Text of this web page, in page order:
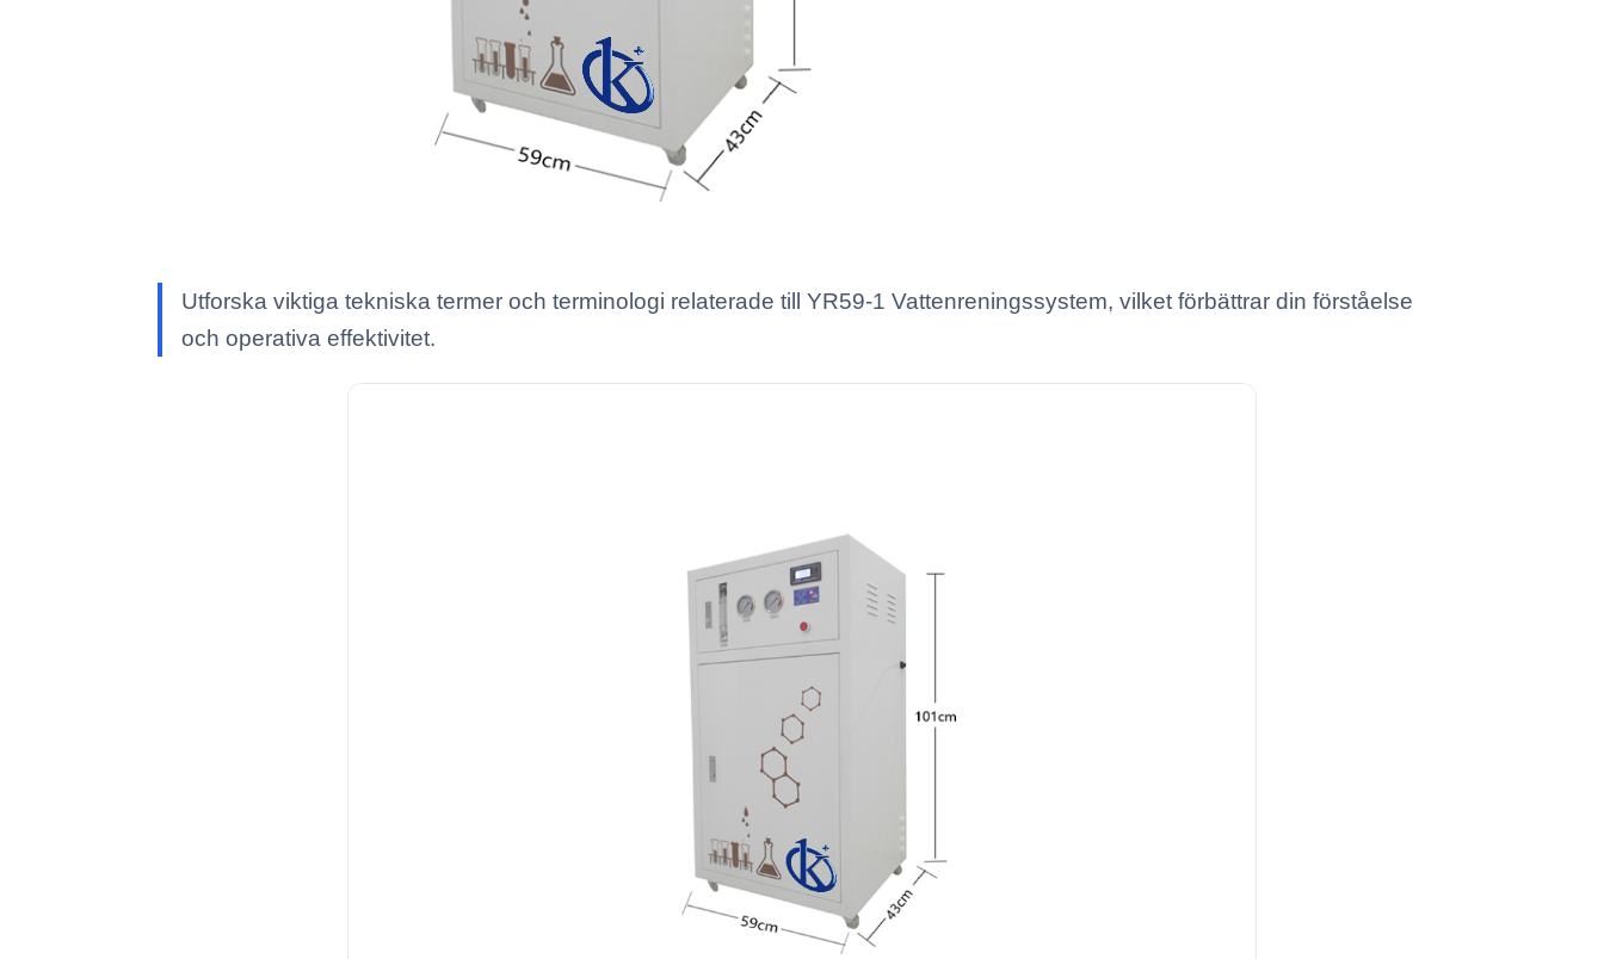
Utforska viktiga tekniska termer och terminologi relaterade till YR59-1 Vattenreningssystem, vilket förbättrar din förståelse
och operativa effektivitet.